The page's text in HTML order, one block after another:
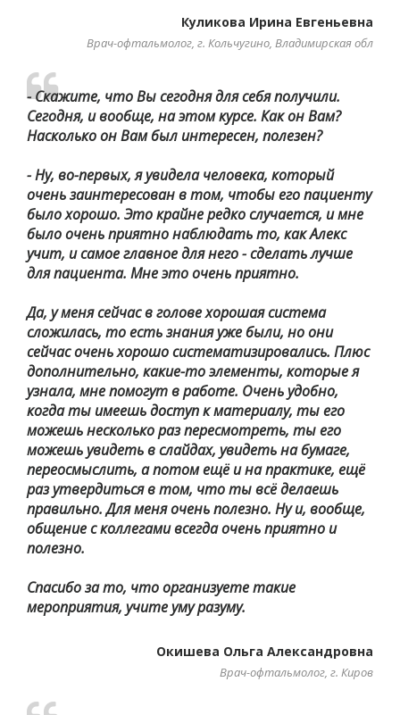
Куликова Ирина Евгеньевна
Врач-офтальмолог, г. Кольчугино, Владимирская обл
- Скажите, что Вы сегодня для себя получили.
Сегодня, и вообще, на этом курсе. Как он Вам?
Насколько он Вам был интересен, полезен?
- Ну, во-первых, я увидела человека, который
очень заинтересован в том, чтобы его пациенту
было хорошо. Это крайне редко случается, и мне
было очень приятно наблюдать то, как Алекс
учит, и самое главное для него - сделать лучше
для пациента. Мне это очень приятно.
Да, у меня сейчас в голове хорошая система
сложилась, то есть знания уже были, но они
сейчас очень хорошо систематизировались. Плюс
дополнительно, какие-то элементы, которые я
узнала, мне помогут в работе. Очень удобно,
когда ты имеешь доступ к материалу, ты его
можешь несколько раз пересмотреть, ты его
можешь увидеть в слайдах, увидеть на бумаге,
переосмыслить, а потом ещё и на практике, ещё
раз утвердиться в том, что ты всё делаешь
правильно. Для меня очень полезно. Ну и, вообще,
общение с коллегами всегда очень приятно и
полезно.
Спасибо за то, что организуете такие
мероприятия, учите уму разуму.
Окишева Ольга Александровна
Врач-офтальмолог, г. Киров